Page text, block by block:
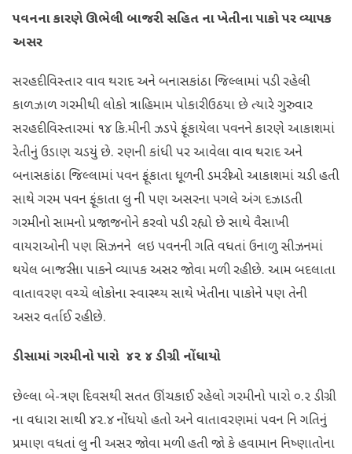
પવનના કારણે ઊભેલી બાજરી સહિત ના ખેતીના પાકો પર વ્યાપક
અસર
સરહદી વિસ્તાર વાવ થરાદ અને બનાસકાંઠા જિલ્લામાં પડી રહેલી
કાળઝાળ ગરમીથી લોકો ત્રાહિમામ પોકારી ઉઠયા છે ત્યારે ગુરુવાર
સરહદી વિસ્તારમાં ૧૪ કિ.મીની ઝડપે ફૂંકાયેલા પવનને કારણે આકાશમાં
રેતીનું ઉડાણ ચડયું છે. રણની કાંધી પર આવેલા વાવ થરાદ અને
બનાસકાંઠા જિલ્લામાં પવન ફૂંકાતા ધૂળની ડમરીઓ આકાશમાં ચડી હતી
સાથે ગરમ પવન ફૂંકાતા લુ ની પણ અસરના પગલે અંગ દઝાડતી
ગરમીનો સામનો પ્રજાજનોને કરવો પડી રહ્યો છે સાથે વૈસાખી
વાયરાઓની પણ સિઝનને લઇ પવનની ગતિ વધતાં ઉનાળુ સીઝનમાં
થયેલ બાજરીના પાકને વ્યાપક અસર જોવા મળી રહી છે. આમ બદલાતા
વાતાવરણ વચ્ચે લોકોના સ્વાસ્થ્ય સાથે ખેતીના પાકોને પણ તેની
અસર વર્તાઈ રહી છે.
ડીસામાં ગરમીનો પારો ૪૨ ૪ ડીગ્રી નોંધાયો
છેલ્લા બે-ત્રણ દિવસથી સતત ઊંચકાઈ રહેલો ગરમીનો પારો ૦.૨ ડીગ્રી
ના વધારા સાથી ૪૨.૪ નોંધયો હતો અને વાતાવરણમાં પવન નિ ગતિનું
પ્રમાણ વધતાં લુ ની અસર જોવા મળી હતી જો કે હવામાન નિષ્ણાતોના